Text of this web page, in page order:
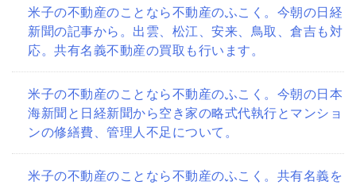
米子の不動産のことなら不動産のふこく。今朝の日経
新聞の記事から。出雲、松江、安来、鳥取、倉吉も対
応。共有名義不動産の買取も行います。
米子の不動産のことなら不動産のふこく。今朝の日本
海新聞と日経新聞から空き家の略式代執行とマンショ
ンの修繕費、管理人不足について。
米子の不動産のことなら不動産のふこく。共有名義を